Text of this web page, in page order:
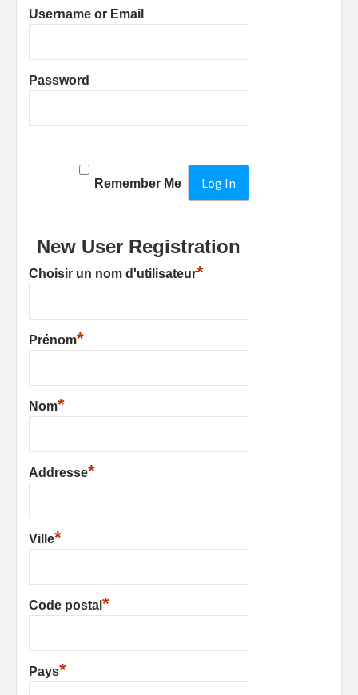
Username or Email
Password
Remember Me
New User Registration
Choisir un nom d'utilisateur*
Prénom*
Nom*
Addresse*
Ville*
Code postal *
Pays*